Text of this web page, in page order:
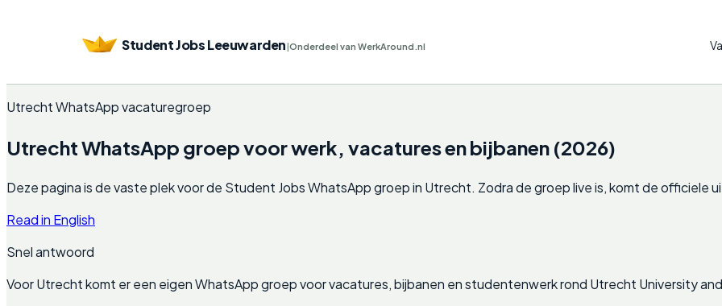
Student Jobs Leeuwarden|Onderdeel van WerkAround.nl
Utrecht WhatsApp vacaturegroep
Utrecht WhatsApp groep voor werk, vacatures en bijbanen (2026)
Deze pagina is de vaste plek voor de Student Jobs WhatsApp groep in Utrecht. Zodra de groep live is, komt de officiele
Read in English
Snel antwoord
Voor Utrecht komt er een eigen WhatsApp groep voor vacatures, bijbanen en studentenwerk rond Utrecht University